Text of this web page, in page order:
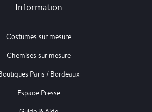
Information
Costumes sur mesure
Chemises sur mesure
Paris / Bordeaux
Espace Presse